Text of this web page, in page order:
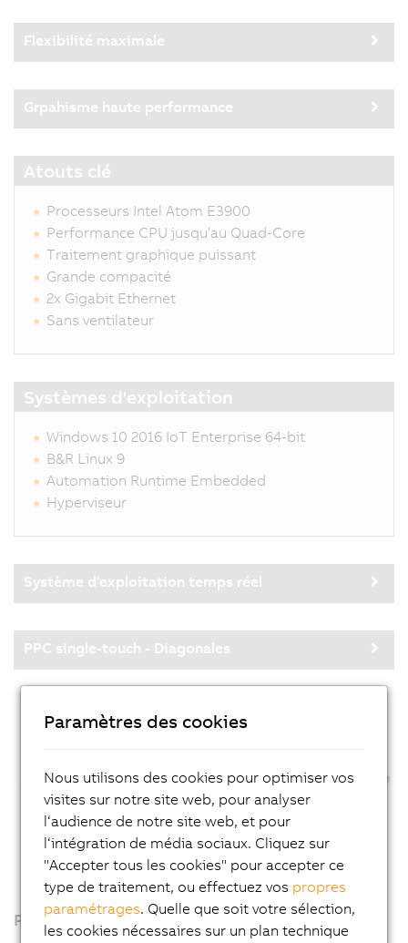
Flexibilité maximale
Grpahisme haute performance
Atouts clé
Processeurs Intel Atom E3900
Performance CPU jusqu'au Quad-Core
Traitement graphique puissant
Grande compacité
2x Gigabit Ethernet
Sans ventilateur
Systèmes d'exploitation
Windows 10 2016 IoT Enterprise 64-bit
B&R Linux 9
Automation Runtime Embedded
Hyperviseur
Système d'exploitation temps réel
PPC single-touch - Diagonales
Produits
Paramètres des cookies
Nous utilisons des cookies pour optimiser vos
visites sur notre site web, pour analyser
l‘audience de notre site web, et pour
l‘intégration de média sociaux. Cliquez sur
"Accepter tous les cookies" pour accepter ce
type de traitement, ou effectuez vos propres
paramétrages. Quelle que soit votre sélection,
les cookies nécessaires sur un plan technique